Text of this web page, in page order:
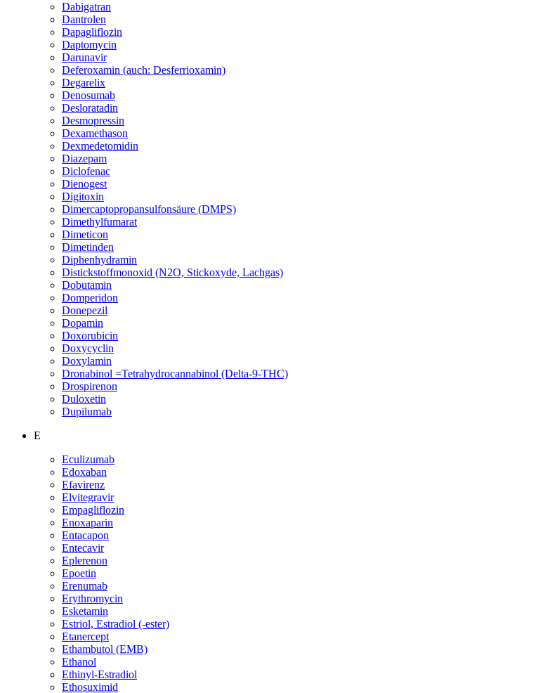
Dabigatran
Dantrolen
Dapagliflozin
Daptomycin
Darunavir
Deferoxamin (auch: Desferrioxamin)
Degarelix
Denosumab
Desloratadin
Desmopressin
Dexamethason
Dexmedetomidin
Diazepam
Diclofenac
Dienogest
Digitoxin
Dimercaptopropansulfonsäure (DMPS)
Dimethylfumarat
Dimeticon
Dimetinden
Diphenhydramin
Distickstoffmonoxid (N2O, Stickoxyde, Lachgas)
Dobutamin
Domperidon
Donepezil
Dopamin
Doxorubicin
Doxycyclin
Doxylamin
Dronabinol =Tetrahydrocannabinol (Delta-9-THC)
Drospirenon
Duloxetin
Dupilumab
E
Eculizumab
Edoxaban
Efavirenz
Elvitegravir
Empagliflozin
Enoxaparin
Entacapon
Entecavir
Eplerenon
Epoetin
Erenumab
Erythromycin
Esketamin
Estriol, Estradiol (-ester)
Etanercept
Ethambutol (EMB)
Ethanol
Ethinyl-Estradiol
Ethosuximid